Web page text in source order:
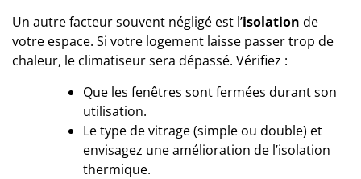
Un autre facteur souvent négligé est l’isolation de
votre espace. Si votre logement laisse passer trop de
chaleur, le climatiseur sera dépassé. Vérifiez :
Que les fenêtres sont fermées durant son
utilisation.
Le type de vitrage (simple ou double) et
envisagez une amélioration de l’isolation
thermique.